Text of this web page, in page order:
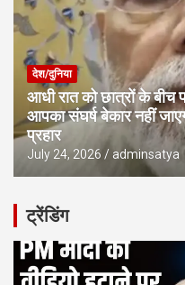
देश/दुनिया
आधी रात को छात्रों के बीच
आपका संघर्ष बेकार नहीं
प्रहार
July 24, 2026 adminsatya
ट्रेंडिंग